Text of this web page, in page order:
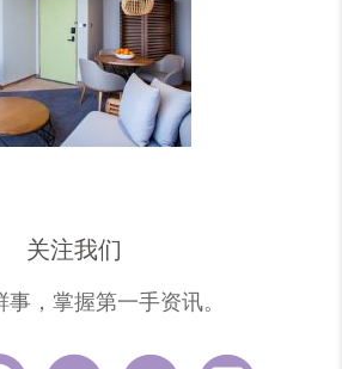
关注我们
事，掌握第一手资讯。